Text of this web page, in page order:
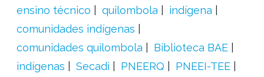
ensino técnico
quilombola
indígena
comunidades indígenas
comunidades quilombola
Biblioteca BAE
indígenas
Secadi PNEERQ
PNEEI-TEE